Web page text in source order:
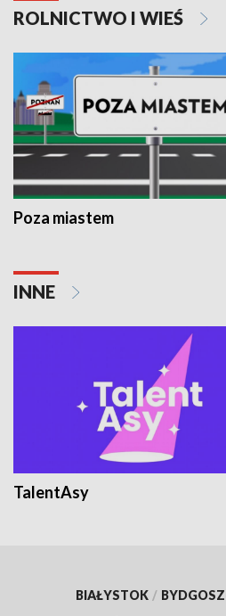
ROLNICTWO I WIEŚ
Poza miastem
INNE
TalentAsy
BIAŁYSTOK /